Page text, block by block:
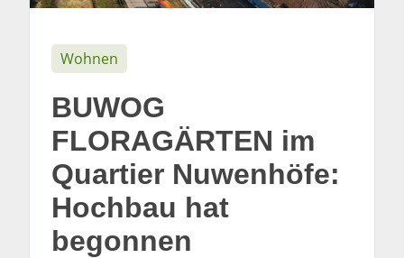
Wohnen
BUWOG
FLORAGÄRTEN im
Quartier Nuwenhöfe:
Hochbau hat
begonnen